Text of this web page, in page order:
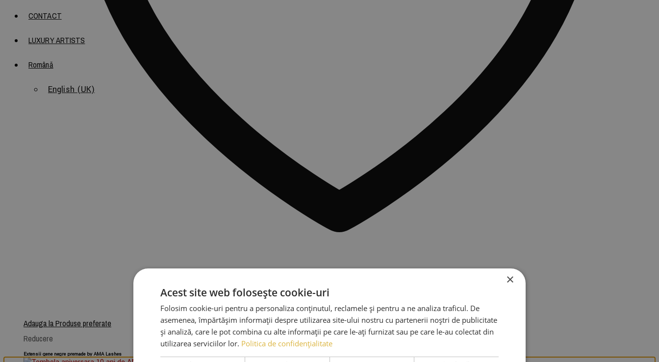
CONTACT
LUXURY ARTISTS
Română
English (UK)
Adauga la Produse preferate
Reducere
Extensii gene negre premade by AMA Lashes
×
Acest site web folosește cookie-uri
Folosim cookie-uri pentru a personaliza conținutul, reclamele și pentru a ne analiza traficul. De
asemenea, împărtășim informații despre utilizarea site-ului nostru cu partenerii noștri de publicitate
și analiză, care le pot combina cu alte informații pe care le-ați furnizat sau pe care le-au colectat din
utilizarea serviciilor lor. Politica de confidențialitate